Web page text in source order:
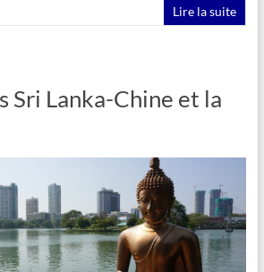
Lire la suite
Sri Lanka-Chine et la